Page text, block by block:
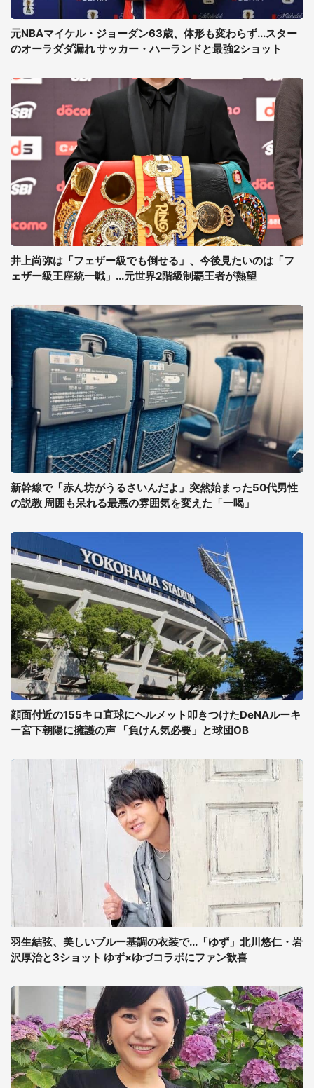
元NBAマイケル・ジョーダン63歳、体形も変わらず...スター
のオーラダダ漏れ サッカー・ハーランドと最強2ショット
井上尚弥は「フェザー級でも倒せる」、今後見たいのは「フ
ェザー級王座統一戦」...元世界2階級制覇王者が熱望
新幹線で「赤ん坊がうるさいんだよ」突然始まった50代男性
の説教 周囲も呆れる最悪の雰囲気を変えた「一喝」
顔面付近の155キロ直球にヘルメット叩きつけたDeNAルーキ
ー宮下朝陽に擁護の声 「負けん気必要」と球団OB
羽生結弦、美しいブルー基調の衣装で...「ゆず」北川悠仁・岩
沢厚治と3ショット ゆず×ゆづコラボにファン歓喜